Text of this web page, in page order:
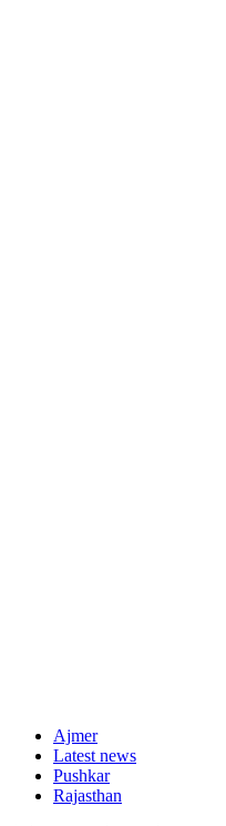
Ajmer
Latest news
Pushkar
Rajasthan